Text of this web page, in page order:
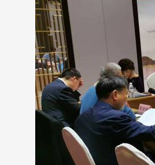
我院研究员夏学民接受中华网采访
2026-07-31